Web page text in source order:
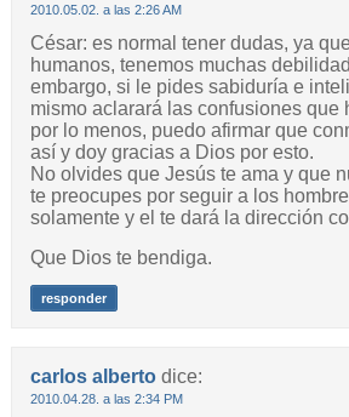
2010.05.02. a las 2:26 AM
César: es normal tener dudas, ya
humanos, tenemos muchas
embargo, si le pides sabiduría e
mismo aclarará las confusiones que
por lo menos, puedo afirmar que
así y doy gracias a Dios por esto.
No olvides que Jesús te ama y que
te preocupes por seguir a los
solamente y el te dará la dirección
Que Dios te bendiga.
responder
carlos alberto dice:
2010.04.28. a las 2:34 PM